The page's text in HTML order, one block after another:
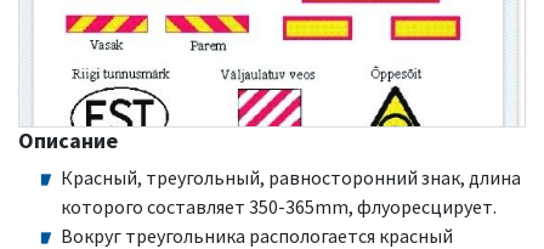
Описание
Красный, треугольный, равносторонний знак, длина
которого составляет 350-365mm, флуоресцирует.
Вокруг треугольника распологается красный